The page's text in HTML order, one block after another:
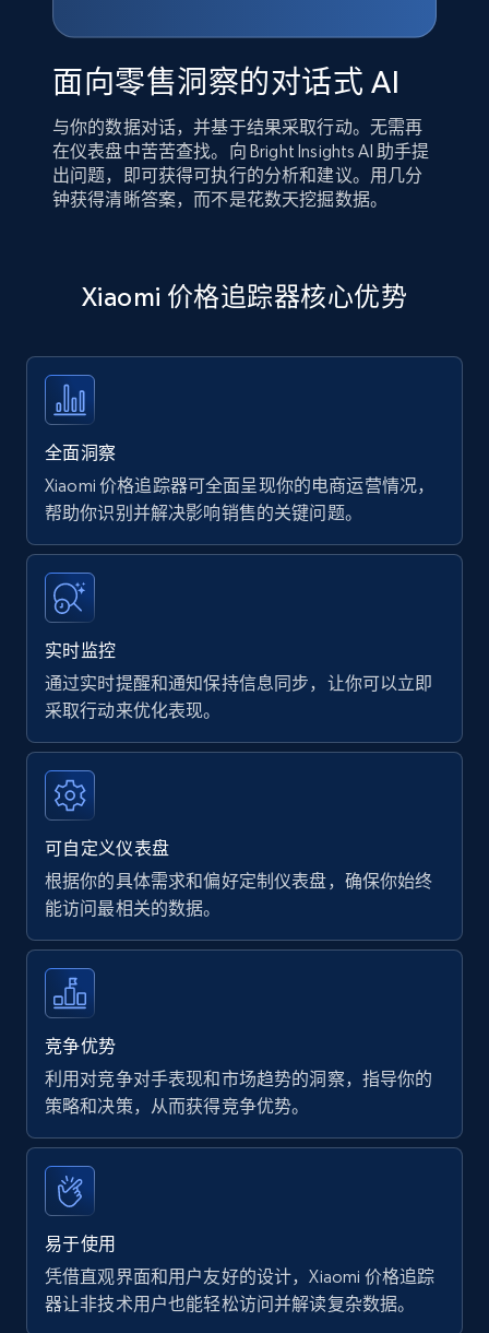
面向零售洞察的对话式 AI
与你的数据对话，并基于结果采取行动。无需再
在仪表盘中苦苦查找。向 Bright Insights AI 助手提
出问题，即可获得可执行的分析和建议。用几分
钟获得清晰答案，而不是花数天挖掘数据。
Xiaomi 价格追踪器核心优势
全面洞察
Xiaomi 价格追踪器可全面呈现你的电商运营情况，
帮助你识别并解决影响销售的关键问题。
实时监控
通过实时提醒和通知保持信息同步，让你可以立即
采取行动来优化表现。
可自定义仪表盘
根据你的具体需求和偏好定制仪表盘，确保你始终
能访问最相关的数据。
竞争优势
利用对竞争对手表现和市场趋势的洞察，指导你的
策略和决策，从而获得竞争优势。
易于使用
凭借直观界面和用户友好的设计，Xiaomi 价格追踪
器让非技术用户也能轻松访问并解读复杂数据。